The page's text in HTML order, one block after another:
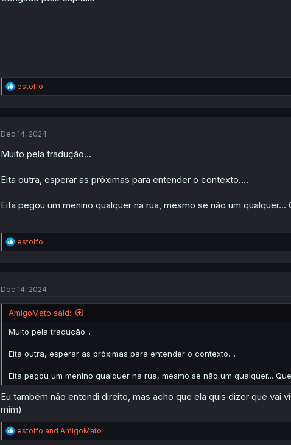
:
R
e
i
n
estolfo
Dec 14, 2024
Muito pela tradução...
Eita outra, esperar as próximas para entender o contexto....
Eita pegou um menino qualquer na rua, mesmo se não um qualquer...
R
e
i
n
:
estolfo
Dec 14, 2024
AmigoMato said:
Muito pela tradução...
Eita outra, esperar as próximas para entender o contexto....
Eita pegou um menino qualquer na rua, mesmo se não um qualquer...
Eu também não entendi direito, mas acho que ela quis dizer que vai
mim)
R
e
estolfo and AmigoMato